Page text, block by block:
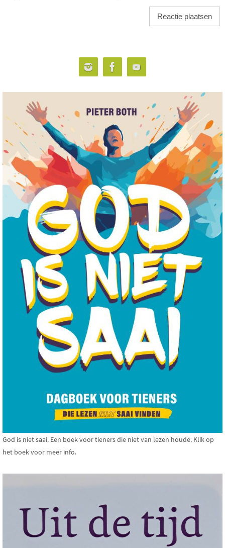
God is niet saai. Een boek voor tieners die niet van lezen houde. Klik op
het boek voor meer info.